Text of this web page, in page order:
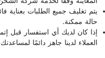
يتم تغليف جميع الطلبات بعناية
حالة ممكنة.
إذا كان لديك أي استفسار قبل
العملاء لدينا جاهز دائمًا